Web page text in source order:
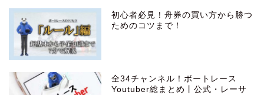
初心者必見！舟券の買い方から勝つ
ためのコツまで！
全34チャンネル！ボートレース
Youtuber総まとめ丨公式・レーサ